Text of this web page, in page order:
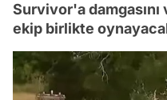
Survivor'a damgasını
ekip birlikte